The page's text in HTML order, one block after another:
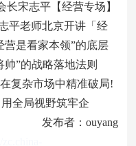
宋志平【经营专场】
老师北京开讲「经
营是看家本领”的底层
”的战略落地法则
复杂市场中精准破局!
全局视野筑牢企
发布者：ouyang